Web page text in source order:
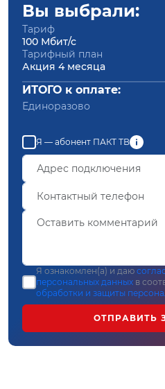
Вы выбрали:
Тариф
100 Мбит/с
Тарифный план
Акция 4 месяца
ИТОГО к оплате:
Единоразово
Я — абонент ПАКТ ТВ
Я ознакомлен(а) и даю
персональных данных в
обработки и защиты
ОТПРАВИТЬ